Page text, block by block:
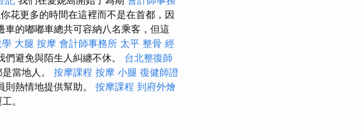
花更多的時間在這裡而不是在首都，因
的嘟嘟車總共可容納八名乘客，但這
大腿 按摩 會計師事務所 太平 整骨 經
避免與陌生人糾纏不休。 台北整復師
當地人。 按摩課程 按摩 小腿 復健師證
熱情地提供幫助。 按摩課程 到府外燴
。